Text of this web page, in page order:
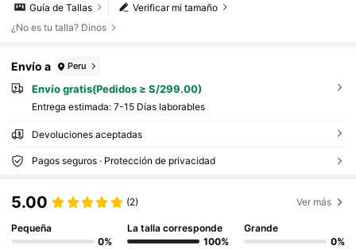
Verificar mi tamaño
Guía de Tallas
¿No es tu talla? Dinos
Envío a Peru
Envío gratis(Pedidos ≥ S/299.00)
Entrega estimada: 7-15 Días laborables
Devoluciones aceptadas
Pagos seguros · Protección de privacidad
5.00 (2) Ver más
Pequeña
0%
La talla corresponde
100%
Grande
0%